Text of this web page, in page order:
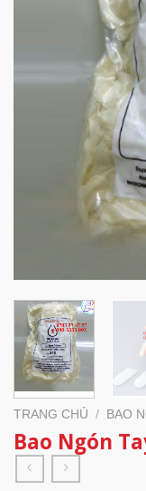
TRANG CHỦ / BAO
Bao Ngón